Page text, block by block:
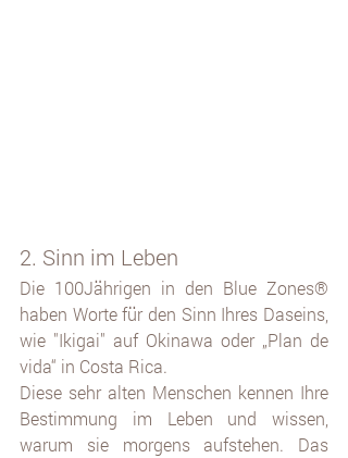
2. Sinn im Leben
Die 100Jährigen in den Blue Zones®
haben Worte für den Sinn Ihres Daseins,
wie "Ikigai" auf Okinawa oder „Plan de
vida“ in Costa Rica.
Diese sehr alten Menschen kennen Ihre
Bestimmung im Leben und wissen,
warum sie morgens aufstehen. Das